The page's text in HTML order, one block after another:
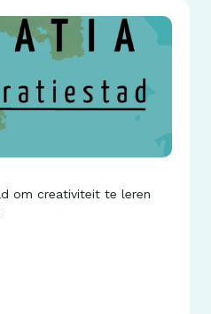
om creativiteit te leren